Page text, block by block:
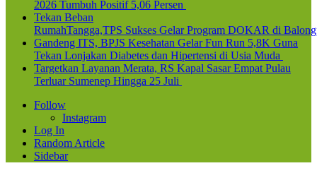
2026 Tumbuh Positif 5,06 Persen
Tekan Beban
RumahTangga,TPS Sukses Gelar Program DOKAR di
Gandeng ITS, BPJS Kesehatan Gelar Fun Run 5,8K Guna
Tekan Lonjakan Diabetes dan Hipertensi di Usia Muda
Targetkan Layanan Merata, RS Kapal Sasar Empat Pulau
Terluar Sumenep Hingga 25 Juli
Follow
Instagram
Log In
Random Article
Sidebar